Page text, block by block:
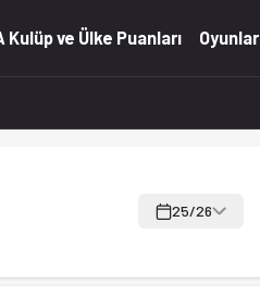
anlık güncellemeler.
Kulüp ve Ülke Puanları Oyunlar
25/26